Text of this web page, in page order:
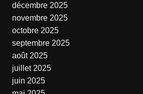
décembre 2025
novembre 2025
octobre 2025
septembre 2025
août 2025
juillet 2025
juin 2025